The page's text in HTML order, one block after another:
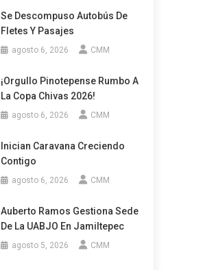
Se Descompuso Autobús De
Fletes Y Pasajes
agosto 6, 2026 CMM
¡Orgullo Pinotepense Rumbo A
La Copa Chivas 2026!
agosto 6, 2026 CMM
Inician Caravana Creciendo
Contigo
agosto 6, 2026 CMM
Auberto Ramos Gestiona Sede
De La UABJO En Jamiltepec
agosto 5, 2026 CMM